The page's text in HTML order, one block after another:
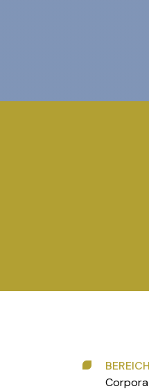
BEREICH